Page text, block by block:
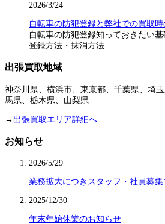
2026/3/24
自転車の防犯登録と弊社での買取
自転車の防犯登録知っておきたい
登録方法・抹消方法…
出張買取地域
神奈川県、横浜市、東京都、千葉県、埼
馬県、栃木県、山梨県
→ 出張買取エリア詳細へ
お知らせ
2026/5/29
業務拡大につきスタッフ・社員募集
2025/12/30
年末年始休業のお知らせ